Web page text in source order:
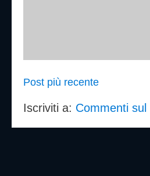
Post più recente
Iscriviti a: Commenti